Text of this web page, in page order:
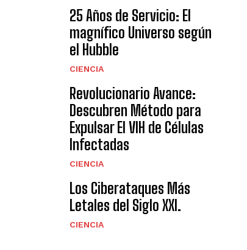
25 Años de Servicio: El
magnífico Universo según
el Hubble
CIENCIA
Revolucionario Avance:
Descubren Método para
Expulsar El VIH de Células
Infectadas
CIENCIA
Los Ciberataques Más
Letales del Siglo XXI.
CIENCIA